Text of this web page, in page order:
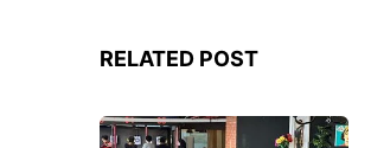
RELATED POST